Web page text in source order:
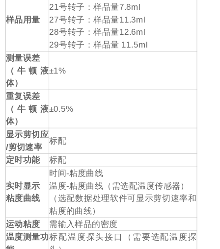
样品用量
21号转子：样品量7.8ml
27号转子：样品量11.3ml
28号转子：样品量12.6ml
29号转子：样品量 11.5ml
测量误差
（牛顿液
体）
±1%
重复误差
（牛顿液
体）
±0.5%
显示剪切应
/剪切速率
标配
定时功能 标配
实时显示
粘度曲线
时间-粘度曲线
温度-粘度曲线（需选配温度传感器）
（选配数据处理软件可显示剪切速率和
粘度的曲线）
运动粘度
需输入样品的密度
温度测量功标配温度探头接口（需要选配温度探